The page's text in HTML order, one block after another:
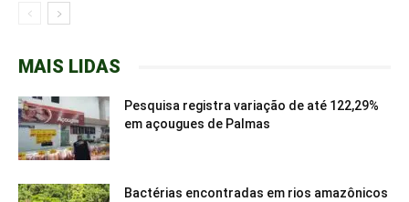
MAIS LIDAS
Pesquisa registra variação de até 122,29%
em açougues de Palmas
Bactérias encontradas em rios amazônicos